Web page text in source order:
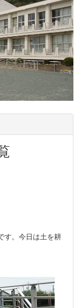
す。今日は土を耕